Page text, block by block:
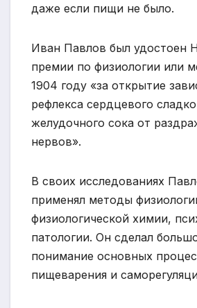
даже если пищи не было.
Иван Павлов был удостоен
премии по физиологии или
1904 году «за открытие
рефлекса сердцевого
желудочного сока от
нервов».
В своих исследованиях
применял методы
физиологической химии,
патологии. Он сделал
понимание основных
пищеварения и